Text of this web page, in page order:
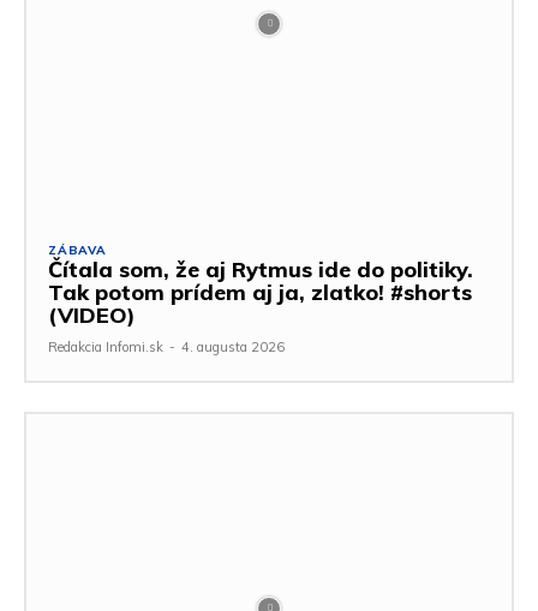
ZÁBAVA
Čítala som, že aj Rytmus ide do politiky.
Tak potom prídem aj ja, zlatko! #shorts
(VIDEO)
Redakcia Infomi.sk - 4. augusta 2026